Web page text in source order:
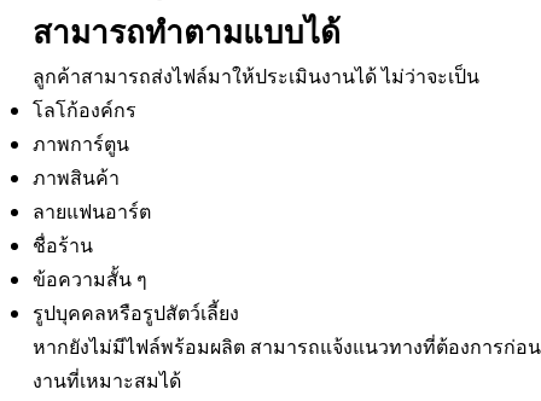
สามารถทำตามแบบได้
ลูกค้าสามารถส่งไฟล์มาให้ประเมินงานได้ ไม่ว่าจะเป็น
โลโก้องค์กร
ภาพการ์ตูน
ภาพสินค้า
ลายแฟนอาร์ต
ชื่อร้าน
ข้อความสั้น ๆ
รูปบุคคลหรือรูปสัตว์เลี้ยง
หากยังไม่มีไฟล์พร้อมผลิต สามารถแจ้งแนวทางที่ต้องการก่อ
งานที่เหมาะสมได้